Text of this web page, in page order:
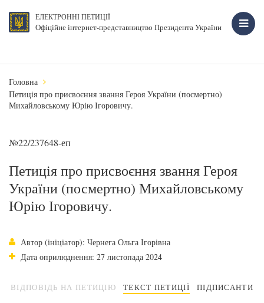
ЕЛЕКТРОННІ ПЕТИЦІЇ
Офіційне інтернет-представництво Президента України
Головна
Петиція про присвоєння звання Героя України (посмертно)
Михайловському Юрію Ігоровичу.
№22/237648-еп
Петиція про присвоєння звання Героя
України (посмертно) Михайловському
Юрію Ігоровичу.
Автор (ініціатор): Чернега Ольга Ігорівна
Дата оприлюднення: 27 листопада 2024
ВІДПОВІДЬ НА ПЕТИЦІЮ ТЕКСТ ПЕТИЦІЇ ПІДПИСАНТИ